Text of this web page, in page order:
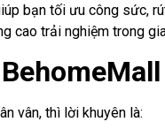
bạn tối ưu công sức,
cao trải nghiệm trong
vân, thì lời khuyên là: